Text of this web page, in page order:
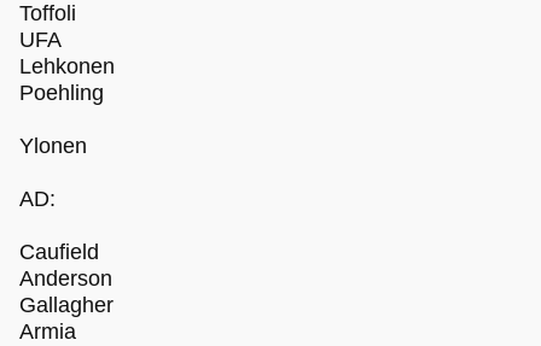
Toffoli
UFA
Lehkonen
Poehling
Ylonen
AD:
Caufield
Anderson
Gallagher
Armia